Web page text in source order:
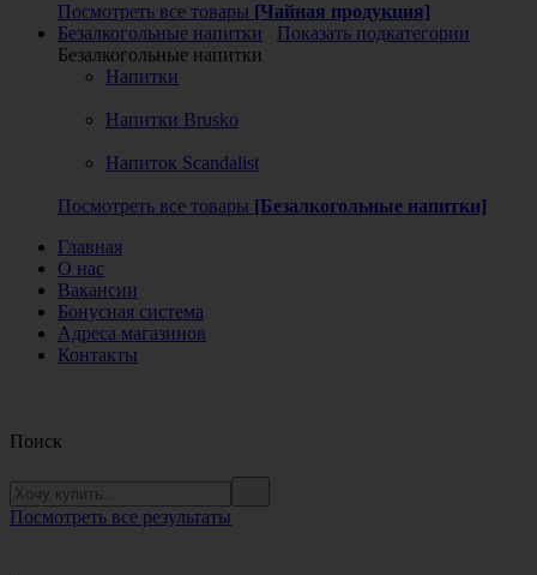
Посмотреть все товары [Чайная продукция]
Безалкогольные напитки
Показать подкатегории
Безалкогольные напитки
Напитки
Напитки Brusko
Напиток Scandalist
Посмотреть все товары [Безалкогольные напитки]
Главная
О нас
Вакансии
Бонусная система
Адреса магазинов
Контакты
Поиск
Посмотреть все результаты